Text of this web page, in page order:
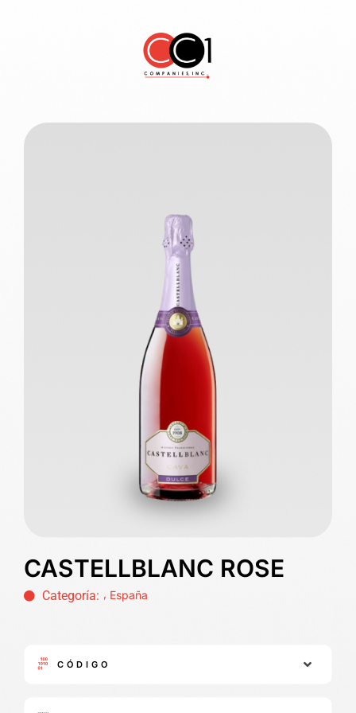
CASTELLBLANC ROSE
Categoría: , España
CÓDIGO